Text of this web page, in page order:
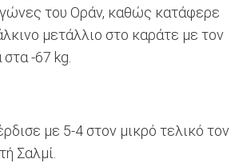
του Οράν, καθώς κατάφερε
μετάλλιο στο καράτε με τον
-67 kg.
με 5-4 στον μικρό τελικό τον
Σαλμί.